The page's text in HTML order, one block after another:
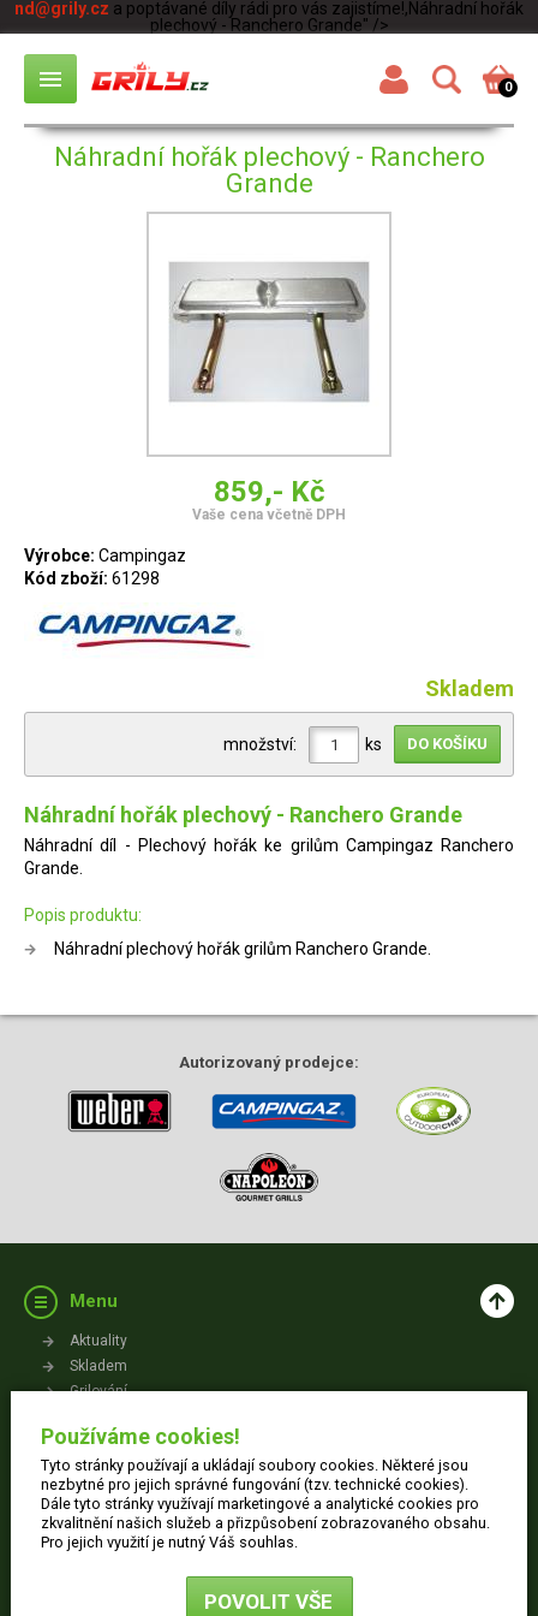
nd@grily.cz a poptávané díly rádi pro vás zajistíme!,Náhradní hořák
plechový - Ranchero Grande" />
0
menu
Náhradní hořák plechový - Ranchero
Grande
859,- Kč
Vaše cena včetně DPH
Výrobce: Campingaz
Kód zboží: 61298
Skladem
množství: ks
Náhradní hořák plechový - Ranchero Grande
Náhradní díl - Plechový hořák ke grilům Campingaz Ranchero
Grande.
Popis produktu:
Náhradní plechový hořák grilům Ranchero Grande.
Autorizovaný prodejce:
Menu
Aktuality
Skladem
Grilování
Kontakt
Vše o nákupu
Jak nakupovat
Obchodní podmínky
Dodací informace
Ochrana osobních údajů
Používáme cookies!
Tyto stránky používají a ukládají soubory cookies. Některé jsou
nezbytné pro jejich správné fungování (tzv. technické cookies).
Dále tyto stránky využívají marketingové a analytické cookies pro
zkvalitnění našich služeb a přizpůsobení zobrazovaného obsahu.
Pro jejich využití je nutný Váš souhlas.
POVOLIT VŠE